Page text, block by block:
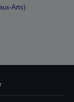
Arts)